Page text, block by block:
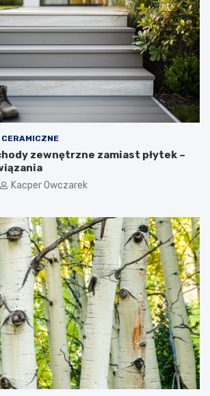
zewnętrzne zamiast płytek –
Kacper Owczarek